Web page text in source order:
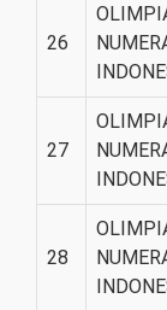
26
27
28